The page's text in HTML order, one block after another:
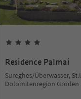
Residence Palmai
Sureghes/Überwasser,
Dolomitenregion Gröden